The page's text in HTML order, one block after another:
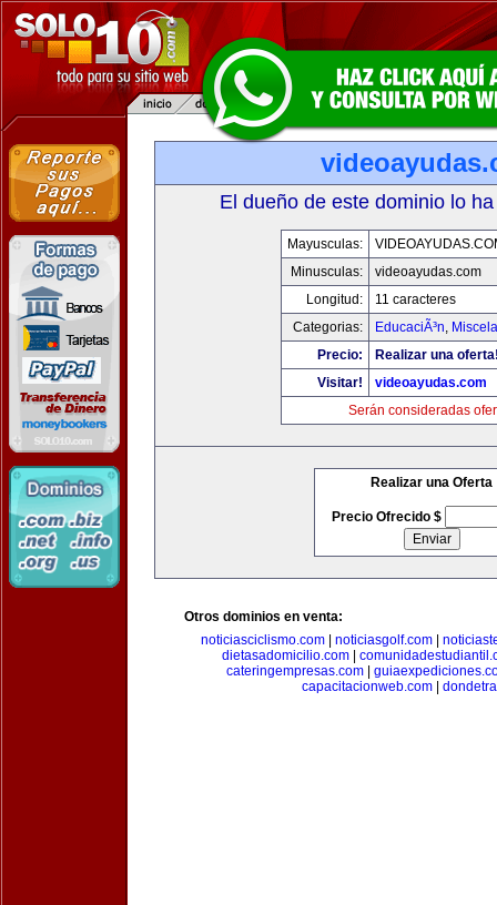
El dueño de este dominio lo
Mayusculas:
Minusculas:
videoayudas.com
Longitud:
11 caracteres
Categorias:
EducaciÃ³n,
Precio:
Realizar una
Visitar!
videoayudas.com
Serán consideradas
Realizar una Oferta
Precio Ofrecido $
Otros dominios en venta:
noticiasciclismo.com
noticiasgolf.com
dietasadomicilio.com
cateringempresas.com|
capacitacionweb.com|